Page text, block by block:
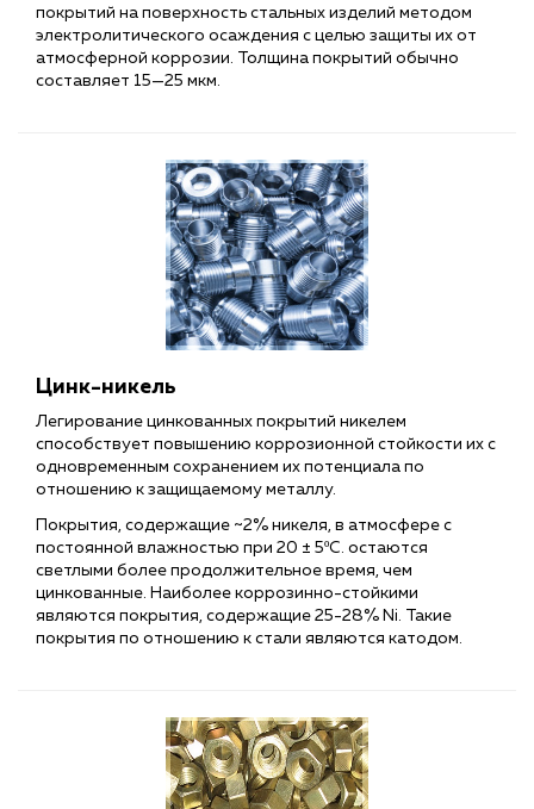
покрытий на поверхность стальных изделий методом
электролитического осаждения с целью защиты их от
атмосферной коррозии. Толщина покрытий обычно
составляет 15—25 мкм.
Цинк-никель
Легирование цинкованных покрытий никелем
способствует повышению коррозионной стойкости их с
одновременным сохранением их потенциала по
отношению к защищаемому металлу.
Покрытия, содержащие ~2% никеля, в атмосфере с
постоянной влажностью при 20 ± 5ºС. остаются
светлыми более продолжительное время, чем
цинкованные. Наиболее коррозинно-стойкими
являются покрытия, содержащие 25-28% Ni. Такие
покрытия по отношению к стали являются катодом.